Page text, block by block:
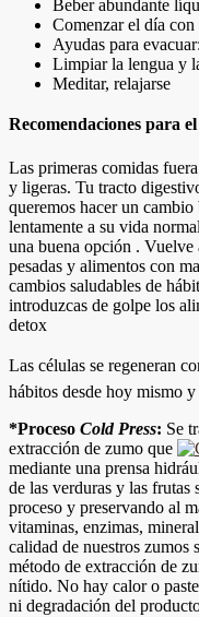
Beber abundante
Comenzar el día
Ayudas para
Limpiar la lengua y
Meditar, relajarse
Recomendaciones para
Las primeras comidas
y ligeras. Tu tracto
queremos hacer un
lentamente a su vida
una buena opción . Vuelve
pesadas y alimentos con
cambios saludables de
introduzcas de golpe los
detox
Las células se regeneran
hábitos desde hoy mismo
*Proceso Cold Press: Se
extracción de zumo que
mediante una prensa
de las verduras y las frutas
proceso y preservando al
vitaminas, enzimas,
calidad de nuestros zumos
método de extracción de
nítido. No hay calor o
ni degradación del